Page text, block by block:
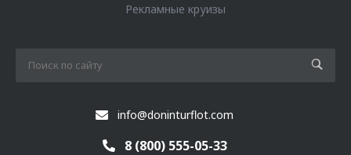
Рекламные круизы
info@doninturflot.com
8 (800) 555-05-33